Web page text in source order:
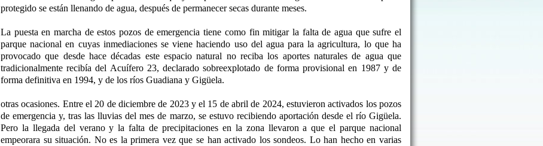
protegido se están llenando de agua, después de permanecer secas durante meses.
La puesta en marcha de estos pozos de emergencia tiene como fin mitigar la falta de agua que sufre el
parque nacional en cuyas inmediaciones se viene haciendo uso del agua para la agricultura, lo que ha
provocado que desde hace décadas este espacio natural no reciba los aportes naturales de agua que
tradicionalmente recibía del Acuífero 23, declarado sobreexplotado de forma provisional en 1987 y de
forma definitiva en 1994, y de los ríos Guadiana y Gigüela.
otras ocasiones. Entre el 20 de diciembre de 2023 y el 15 de abril de 2024, estuvieron activados los pozos
de emergencia y, tras las lluvias del mes de marzo, se estuvo recibiendo aportación desde el río Gigüela.
Pero la llegada del verano y la falta de precipitaciones en la zona llevaron a que el parque nacional
empeorara su situación. No es la primera vez que se han activado los sondeos. Lo han hecho en varias